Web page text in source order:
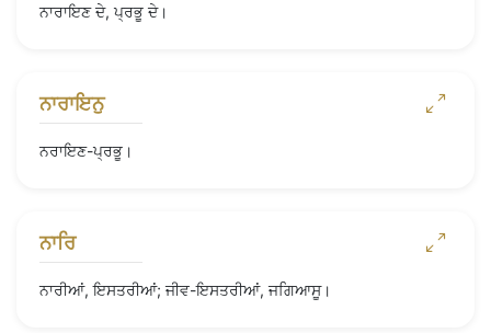
ਨਾਰਾਇਣ ਦੇ, ਪ੍ਰਭੂ ਦੇ।
ਨਾਰਾਇਨੁ
ਨਰਾਇਣ-ਪ੍ਰਭੂ।
ਨਾਰਿ
ਨਾਰੀਆਂ, ਇਸਤਰੀਆਂ; ਜੀਵ-ਇਸਤਰੀਆਂ, ਜਗਿਆਸੂ।